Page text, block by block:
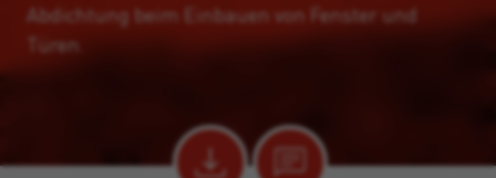
Abdichtung beim Einbauen von Fenster und
Türen.